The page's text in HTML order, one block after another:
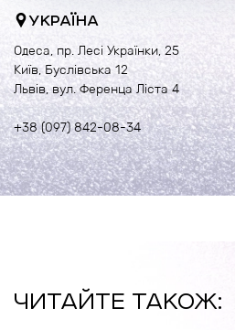
УКРАЇНА
Одеса, пр. Лесі Українки, 25
Київ, Буслівська 12
Львів, вул. Ференца Ліста 4
+38 (097) 842-08-34
ЧИТАЙТЕ ТАКОЖ: